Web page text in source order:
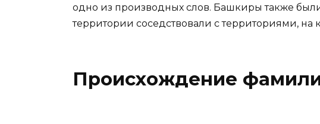
одно из производных слов. Башкиры также
территории соседствовали с территориями,
Происхождение